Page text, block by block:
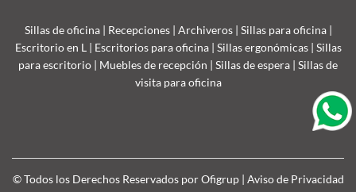
Sillas de oficina| Recepciones| Archiveros| Sillas para oficina|
Escritorio en L | Escritorios para oficina| Sillas ergonómicas| Sillas
para escritorio | Muebles de recepción | Sillas de espera | Sillas de
visita para oficina
© Todos los Derechos Reservados por Ofigrup | Aviso de Privacidad